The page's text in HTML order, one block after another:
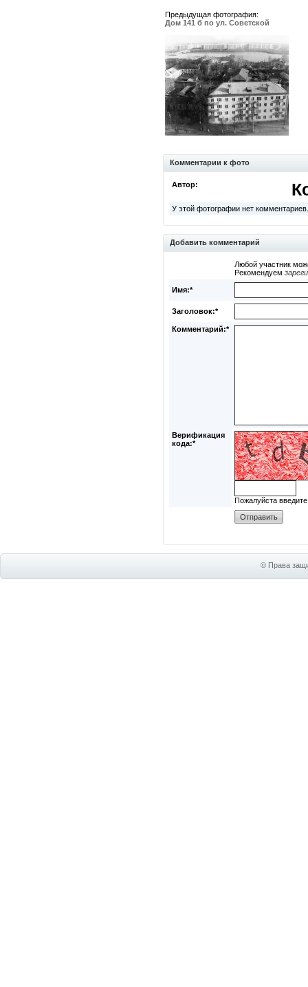
Предыдущая фотография:
Дом 141 б по ул. Советской
Комментарии к фото
Автор:
У этой фотографии нет комментариев.
Добавить комментарий
Любой участник
Рекомендуем
Имя:*
Заголовок:*
Комментарий:*
Верификация
кода:*
Пожалуйста
© Права